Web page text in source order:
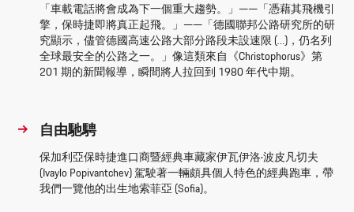
「車載電話將會成為下一個重大趨勢。」——「憑藉其飛機引
擎，保時捷即將真正起飛。」——「德國聯邦公路研究所的研
究顯示，儘管德國高速公路大部分路段未設速限 (…)，仍名列
全球最安全的公路之一。」像這類來自《Christophorus》第
201 期的新聞報導，瞬間將人拉回到 1980 年代中期。
自由馳騁
保加利亞保時捷進口商暨經典車藏家伊瓦伊洛·波皮凡切夫
(Ivaylo Popivantchev) 駕駛著一輛頗具個人特色的經典跑車，帶
我們一覽他的出生地索菲亞 (Sofia)。